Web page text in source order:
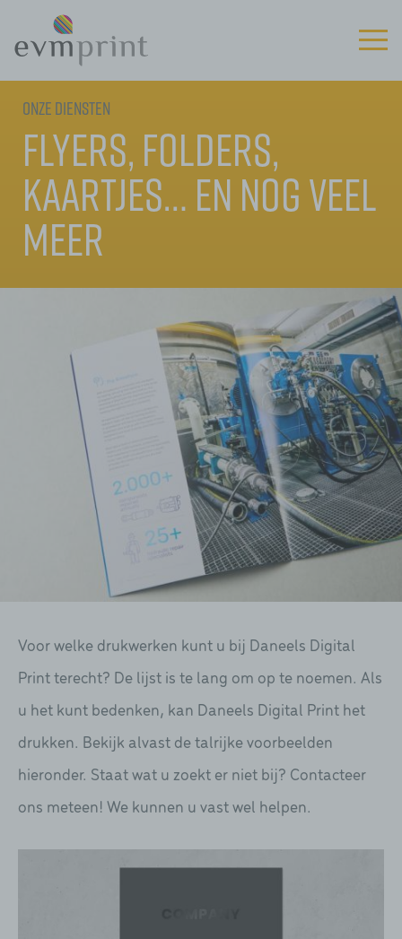
Onze diensten
Flyers, folders,
kaartjes… en nog veel
meer
Voor welke drukwerken kunt u bij Daneels Digital
Print terecht? De lijst is te lang om op te noemen. Als
u het kunt bedenken, kan Daneels Digital Print het
drukken. Bekijk alvast de talrijke voorbeelden
hieronder. Staat wat u zoekt er niet bij? Contacteer
ons meteen! We kunnen u vast wel helpen.